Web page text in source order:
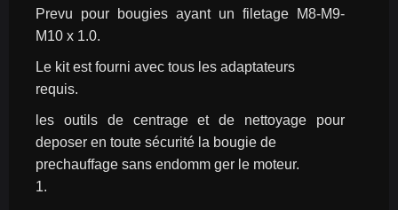
Prevu pour bougies ayant un filetage M8-M9-
M10 x 1.0.
Le kit est fourni avec tous les adaptateurs
requis.
les outils de centrage et de nettoyage pour
deposer en toute sécurité la bougie de
prechauffage sans endomm ger le moteur.
1.